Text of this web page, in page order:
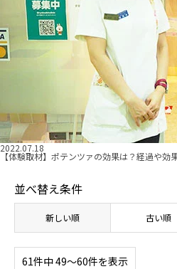
2022.07.18
【体験取材】ポテンツァの効果は？経過や効
並べ替え条件
新しい順 古い順
61件中 49〜60件を表示